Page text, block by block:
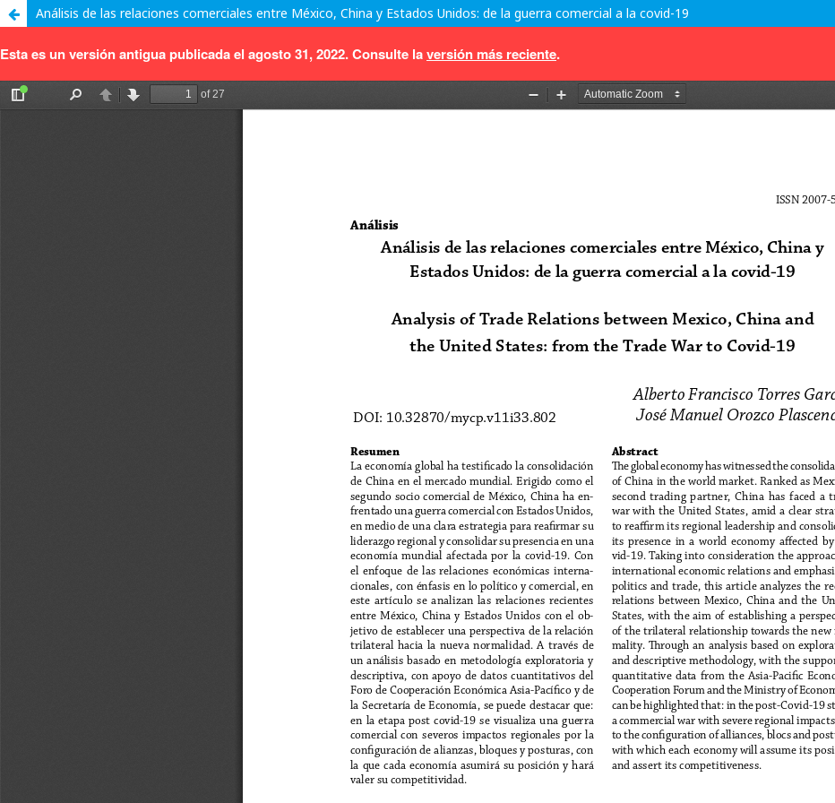
Análisis de las relaciones comerciales entre México, China y Estados Unidos: de la guerra comercial a la covid-19
Esta es un versión antigua publicada el agosto 31, 2022. Consulte laversión más reciente.